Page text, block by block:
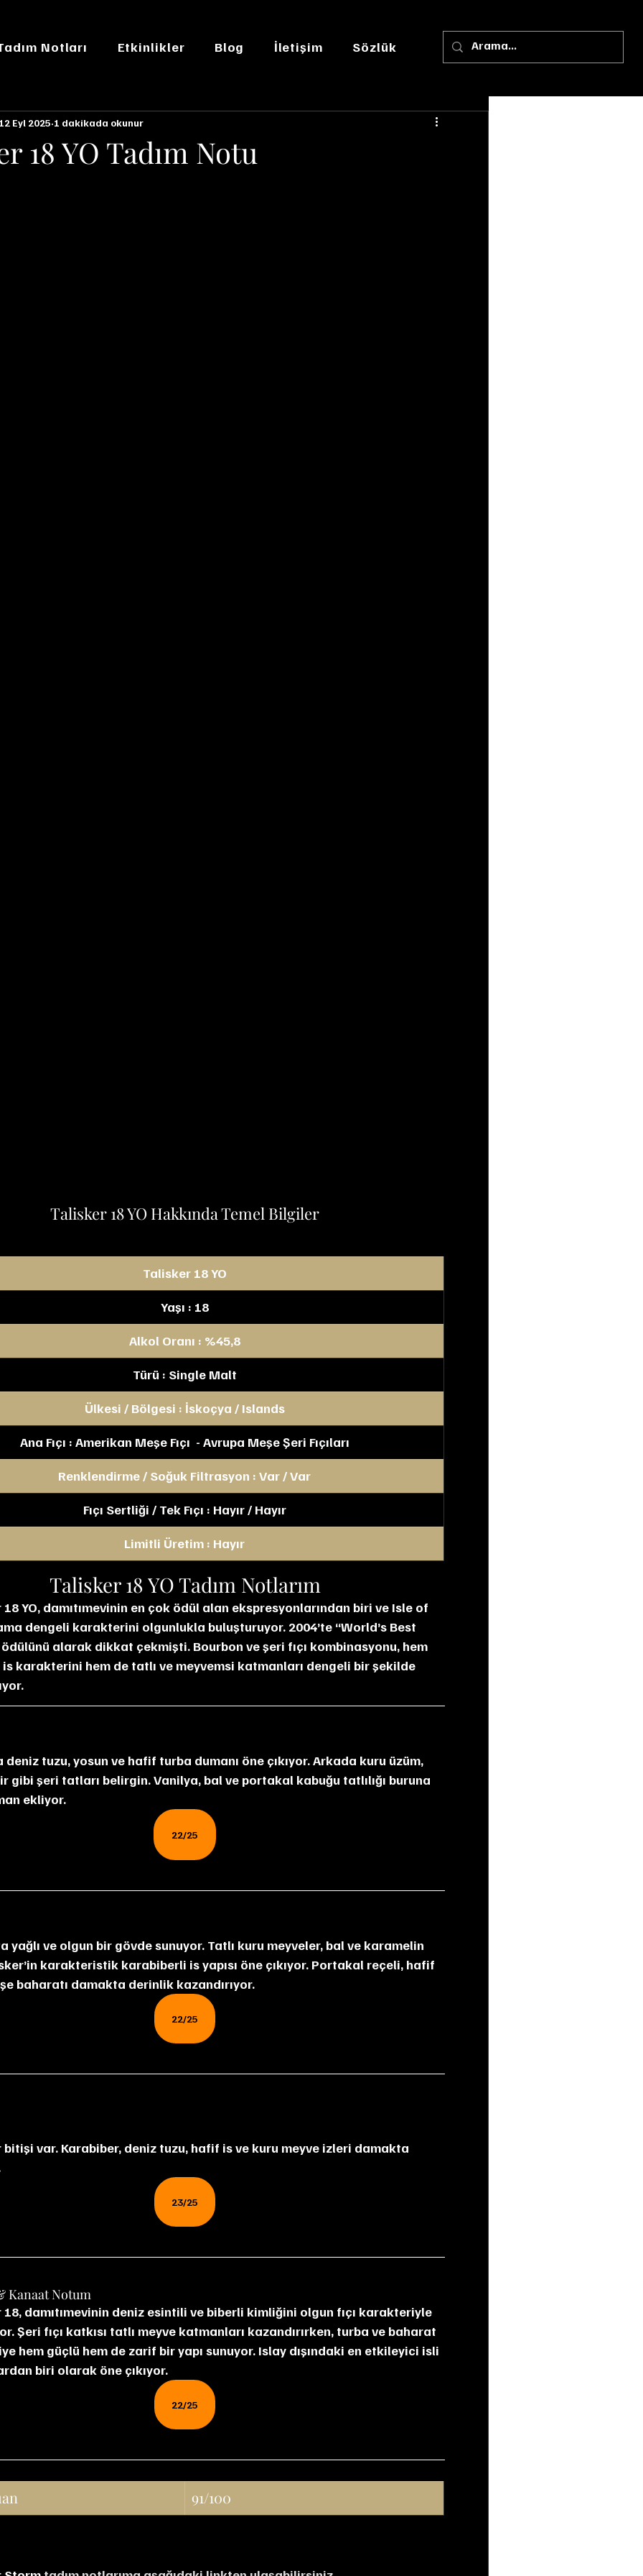
Notları Etkinlikler Blog İletişim Sözlük
18 YO Tadım Notu
12 Eyl 2025 1 dakikada okunur
yıldız
Talisker 18 YO Hakkında Temel Bilgiler
Talisker 18 YO
Yaşı : 18
Alkol Oranı : %45,8
Türü : Single Malt
Ülkesi / Bölgesi : İskoçya / Islands
Ana Fıçı : Amerikan Meşe Fıçı  - Avrupa Meşe Şeri Fıçıları
Renklendirme / Soğuk Filtrasyon : Var / Var
Fıçı Sertliği / Tek Fıçı : Hayır / Hayır
Limitli Üretim : Hayır
Talisker 18 YO Tadım Notlarım
YO, damıtımevinin en çok ödül alan ekspresyonlarından biri ve Isle of
dengeli karakterini olgunlukla buluşturuyor. 2004’te “World’s Best
alarak dikkat çekmişti. Bourbon ve şeri fıçı kombinasyonu, hem
karakterini hem de tatlı ve meyvemsi katmanları dengeli bir şekilde
gibi şeri tatları belirgin. Vanilya, bal ve portakal kabuğu tatlılığı buruna
ekliyor.
22/25
karakteristik karabiberli is yapısı öne çıkıyor. Portakal reçeli, hafif
baharatı damakta derinlik kazandırıyor.
22/25
23/25
Kanaat Notum
Şeri fıçı katkısı tatlı meyve katmanları kazandırırken, turba ve baharat
hem güçlü hem de zarif bir yapı sunuyor. Islay dışındaki en etkileyici isli
biri olarak öne çıkıyor.
22/25
91/100